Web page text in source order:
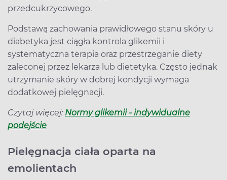
przedcukrzycowego.
Podstawą zachowania prawidłowego stanu skóry u
diabetyka jest ciągła kontrola glikemii i
systematyczna terapia oraz przestrzeganie diety
zaleconej przez lekarza lub dietetyka. Często jednak
utrzymanie skóry w dobrej kondycji wymaga
dodatkowej pielęgnacji.
Czytaj więcej: Normy glikemii - indywidualne
podejście
Pielęgnacja ciała oparta na
emolientach